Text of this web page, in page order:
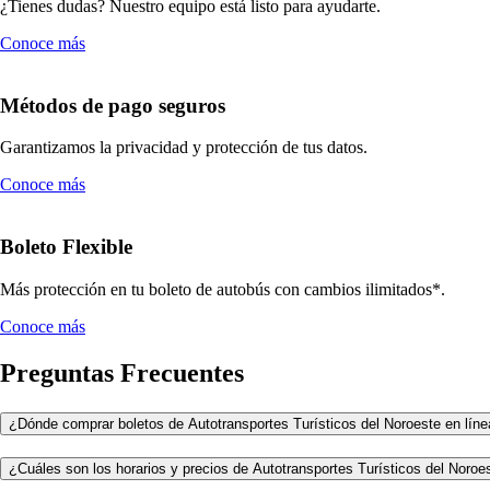
¿Tienes dudas? Nuestro equipo está listo para ayudarte.
Conoce más
Métodos de pago seguros
Garantizamos la privacidad y protección de tus datos.
Conoce más
Boleto Flexible
Más protección en tu boleto de autobús con cambios ilimitados*.
Conoce más
Preguntas Frecuentes
¿Dónde comprar boletos de Autotransportes Turísticos del Noroeste en
¿Cuáles son los horarios y precios de Autotransportes Turísticos del